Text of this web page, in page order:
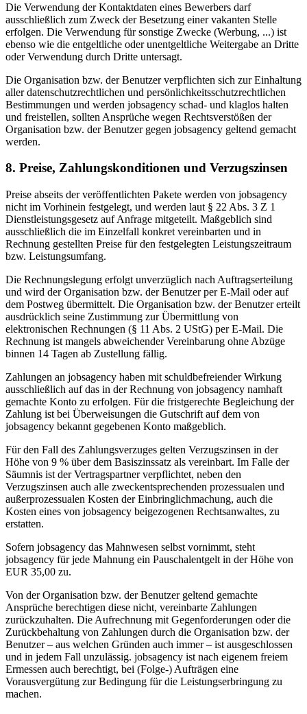
Die Verwendung der Kontaktdaten eines Bewerbers darf
ausschließlich zum Zweck der Besetzung einer vakanten Stelle
erfolgen. Die Verwendung für sonstige Zwecke (Werbung, ...) ist
ebenso wie die entgeltliche oder unentgeltliche Weitergabe an Dritte
oder Verwendung durch Dritte untersagt.
Die Organisation bzw. der Benutzer verpflichten sich zur Einhaltung
aller datenschutzrechtlichen und persönlichkeitsschutzrechtlichen
Bestimmungen und werden jobsagency schad- und klaglos halten
und freistellen, sollten Ansprüche wegen Rechtsverstößen der
Organisation bzw. der Benutzer gegen jobsagency geltend gemacht
werden.
8. Preise, Zahlungskonditionen und Verzugszinsen
Preise abseits der veröffentlichten Pakete werden von jobsagency
nicht im Vorhinein festgelegt, und werden laut § 22 Abs. 3 Z 1
Dienstleistungsgesetz auf Anfrage mitgeteilt. Maßgeblich sind
ausschließlich die im Einzelfall konkret vereinbarten und in
Rechnung gestellten Preise für den festgelegten Leistungszeitraum
bzw. Leistungsumfang.
Die Rechnungslegung erfolgt unverzüglich nach Auftragserteilung
und wird der Organisation bzw. der Benutzer per E-Mail oder auf
dem Postweg übermittelt. Die Organisation bzw. der Benutzer erteilt
ausdrücklich seine Zustimmung zur Übermittlung von
elektronischen Rechnungen (§ 11 Abs. 2 UStG) per E-Mail. Die
Rechnung ist mangels abweichender Vereinbarung ohne Abzüge
binnen 14 Tagen ab Zustellung fällig.
Zahlungen an jobsagency haben mit schuldbefreiender Wirkung
ausschließlich auf das in der Rechnung von jobsagency namhaft
gemachte Konto zu erfolgen. Für die fristgerechte Begleichung der
Zahlung ist bei Überweisungen die Gutschrift auf dem von
jobsagency bekannt gegebenen Konto maßgeblich.
Für den Fall des Zahlungsverzuges gelten Verzugszinsen in der
Höhe von 9 % über dem Basiszinssatz als vereinbart. Im Falle der
Säumnis ist der Vertragspartner verpflichtet, neben den
Verzugszinsen auch alle zweckentsprechenden prozessualen und
außerprozessualen Kosten der Einbringlichmachung, auch die
Kosten eines von jobsagency beigezogenen Rechtsanwaltes, zu
erstatten.
Sofern jobsagency das Mahnwesen selbst vornimmt, steht
jobsagency für jede Mahnung ein Pauschalentgelt in der Höhe von
EUR 35,00 zu.
Von der Organisation bzw. der Benutzer geltend gemachte
Ansprüche berechtigen diese nicht, vereinbarte Zahlungen
zurückzuhalten. Die Aufrechnung mit Gegenforderungen oder die
Zurückbehaltung von Zahlungen durch die Organisation bzw. der
Benutzer – aus welchen Gründen auch immer – ist ausgeschlossen
und in jedem Fall unzulässig. jobsagency ist nach eigenem freiem
Ermessen auch berechtigt, bei (Folge-) Aufträgen eine
Vorausvergütung zur Bedingung für die Leistungserbringung zu
machen.